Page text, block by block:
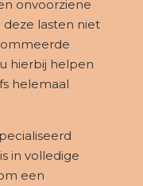
onvoorziene
lasten niet
hierbij helpen
helemaal
in volledige
een